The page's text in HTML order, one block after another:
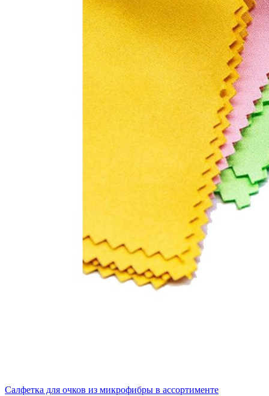
Салфетка для очков из микрофибры в ассортименте